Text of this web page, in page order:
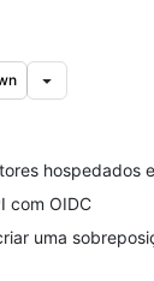
hospedados
com OIDC
uma